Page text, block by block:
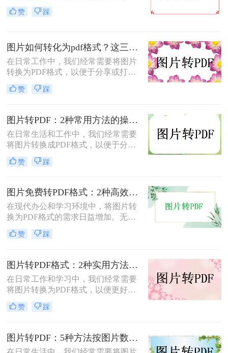
式和排版保持不变，同时方便分享和
传递。那么图片怎么转PDF的格式
赞 踩
图片如何转化为pdf格式？这三个实用指南收好！
在日常工作中，我们经常需要将图片
转换为PDF格式，以便于分享或打
印。那么图片如何转化为pdf格式呢？
本文将介绍三种将图片转化为PDF格
和适用场景，您可以根据自己的需求
选择最合适的方式。
赞 踩
图片转PDF：2种常用方法的操作步骤和格式保留设置！
在日常生活和工作中，我们经常需要
将图片转换成PDF格式，以便于分
享、打印或存档。那么如何把图片转
换成PDF呢？本文将介绍两种常用的
赞 踩
图片免费转PDF格式：2种高效方法的转换速度和画质损失对比！
在现代办公和学习环境中，将图片转
换为PDF格式的需求日益增加。无论
是为了更好地保存、传输还是打印图
片，PDF格式因其跨平台兼容性和格
怎么转换成pdf格式免费呢？本文将介
绍两种免费且高效的图片转PDF的方
法。
赞 踩
图片转PDF格式：2种实用方法的关键参数和输出质量对比！
在日常工作和学习中，我们经常需要
将图片转换为PDF格式，以便更好地
保存、分享和打印。那么如何将图片
转换为pdf格式呢？本文将介绍两种将
赞 踩
图片转PDF：5种方法按图片数量和文件大小选，大的别用在线！